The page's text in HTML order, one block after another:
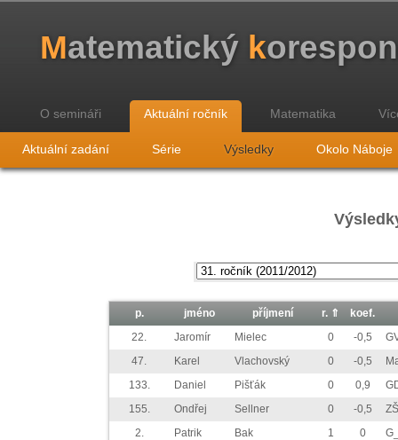
Matematický k
O semináři Aktuální ročník Matematika
Aktuální zadání Série Výsledky Okolo Náboje
p. jméno příjmení r. ⇑
koef.
22.
Jaromír Mielec 0 -0,5
47.
Karel Vlachovský 0 -0,5
133.
Daniel Pišťák 0 0,9
155.
Ondřej Sellner 0 -0,5
2.
Patrik Bak 1 0